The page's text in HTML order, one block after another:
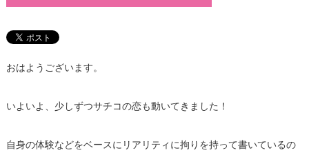
おはようございます。
いよいよ、少しずつサチコの恋も動いてきました！
自身の体験などをベースにリアリティに拘りを持って書いているの